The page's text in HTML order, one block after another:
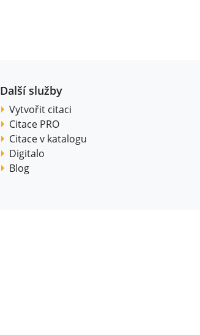
Další služby
Vytvořit citaci
Citace PRO
Citace v katalogu
Digitalo
Blog